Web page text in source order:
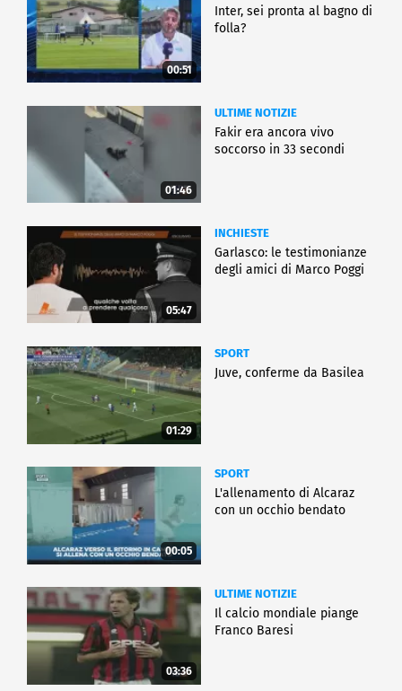
00:51
Inter, sei pronta al bagno di
folla?
01:46
ULTIME NOTIZIE
Fakir era ancora vivo
soccorso in 33 secondi
05:47
INCHIESTE
Garlasco: le testimonianze
degli amici di Marco Poggi
01:29
SPORT
Juve, conferme da Basilea
00:05
SPORT
L'allenamento di Alcaraz
con un occhio bendato
03:36
ULTIME NOTIZIE
Il calcio mondiale piange
Franco Baresi